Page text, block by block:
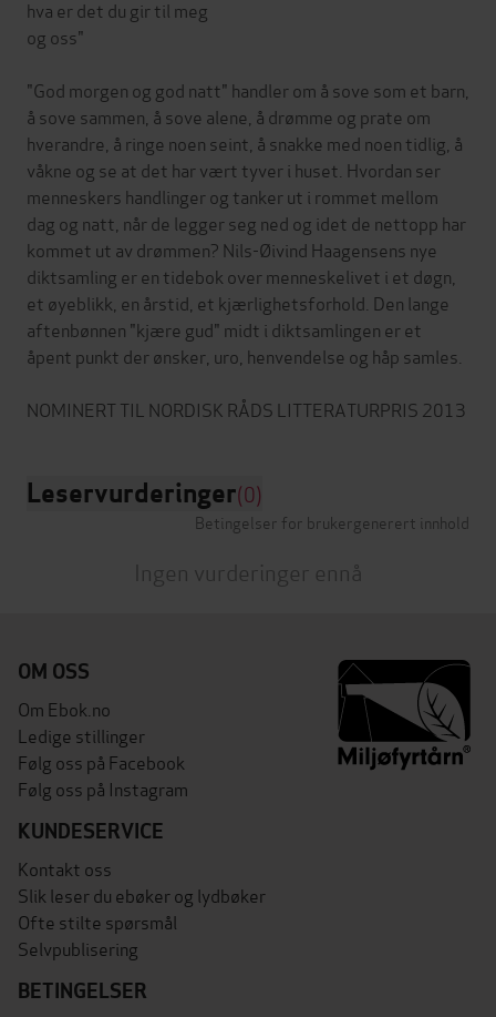
hva er det du gir til meg
og oss"
"God morgen og god natt" handler om å sove som et barn,
å sove sammen, å sove alene, å drømme og prate om
hverandre, å ringe noen seint, å snakke med noen tidlig, å
våkne og se at det har vært tyver i huset. Hvordan ser
menneskers handlinger og tanker ut i rommet mellom
dag og natt, når de legger seg ned og idet de nettopp har
kommet ut av drømmen? Nils-Øivind Haagensens nye
diktsamling er en tidebok over menneskelivet i et døgn,
et øyeblikk, en årstid, et kjærlighetsforhold. Den lange
aftenbønnen "kjære gud" midt i diktsamlingen er et
åpent punkt der ønsker, uro, henvendelse og håp samles.
Leservurderinger(0)
Betingelser for brukergenerert innhold
Ingen vurderinger ennå
OM OSS
Om Ebok.no
Ledige stillinger
Følg oss på Facebook
Følg oss på Instagram
KUNDESERVICE
Kontakt oss
Slik leser du ebøker og lydbøker
Ofte stilte spørsmål
Selvpublisering
BETINGELSER